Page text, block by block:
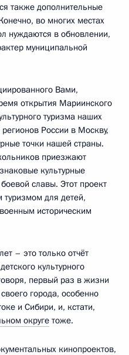
также дополнительные
во многих местах
нуждаются в обновлении,
муниципальной
Вами,
открытия Мариинского
туризма наших
России в Москву,
точки нашей страны.
приезжают
культурные
славы. Этот проект
для детей,
историческим
– это только отчёт
культурного
первый раз в жизни
города, особенно
и Сибири, и, кстати,
округетоже.
кинопроектов,